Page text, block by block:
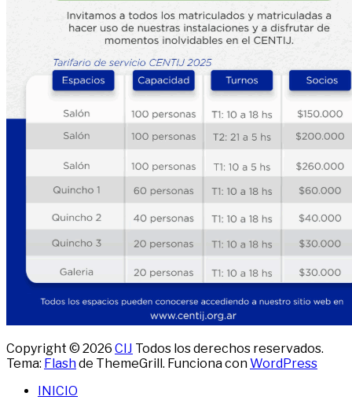
Copyright © 2026 CIJ Todos los derechos reservados.
Tema: Flashde ThemeGrill. Funciona conWordPress
INICIO